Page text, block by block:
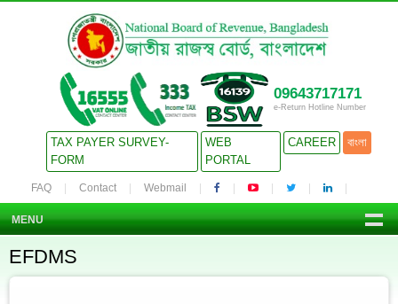
09643717171
e-Return Hotline Number
TAX PAYER SURVEY-
FORM
WEB
PORTAL
CAREER বাংলা
FAQ Contact Webmail
MENU
EFDMS